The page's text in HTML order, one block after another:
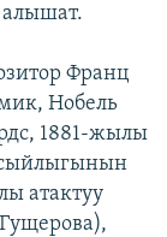
алышат.
Франц
Нобель
1881-жылы
атактуу